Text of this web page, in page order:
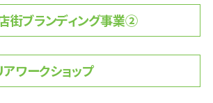
街ブランディング事業②
ワークショップ